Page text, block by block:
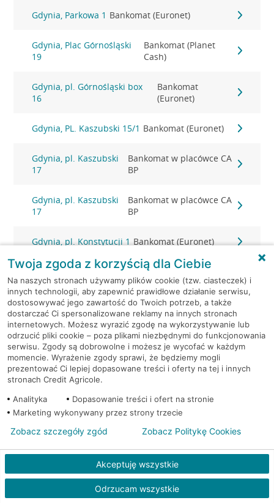
Gdynia, Parkowa 1 Bankomat (Euronet)
Gdynia, Plac Górnośląski
19
Bankomat (Planet
Cash)
Gdynia, pl. Górnośląski box
16
Bankomat
(Euronet)
Gdynia, PL. Kaszubski 15/1 Bankomat (Euronet)
Gdynia, pl. Kaszubski
17
Bankomat w placówce CA
BP
Gdynia, pl. Kaszubski
17
Bankomat w placówce CA
BP
Gdynia, pl. Konstytucji 1 Bankomat (Euronet)
Gdynia, Śląska 47 Bankomat (Planet Cash)
Gdynia, Śląska 47 Bankomat (Planet Cash)
Gdynia, Strażacka 2 Bankomat (Planet Cash)
Gdynia, Świętojańska 36 Bankomat (Planet Cash)
Gdynia, ul. 10-go Lutego 11 Bankomat (Euronet)
Gdynia, ul. 10-go Lutego 11 Bankomat (Euronet)
Gdynia, ul. 10 Lutego 6A Bankomat (Euronet)
Twoja zgoda z korzyścią dla Ciebie
Na naszych stronach używamy plików cookie (tzw. ciasteczek) i
innych technologii, aby zapewnić prawidłowe działanie serwisu,
dostosowywać jego zawartość do Twoich potrzeb, a także
dostarczać Ci spersonalizowane reklamy na innych stronach
internetowych. Możesz wyrazić zgodę na wykorzystywanie lub
odrzucić pliki cookie – poza plikami niezbędnymi do funkcjonowania
serwisu. Zgody są dobrowolne i możesz je wycofać w każdym
momencie. Wyrażenie zgody sprawi, że będziemy mogli
prezentować Ci lepiej dopasowane treści i oferty na tej i innych
stronach Credit Agricole.
Analityka
Dopasowanie treści i ofert na stronie
Marketing wykonywany przez strony trzecie
Akceptuję wszystkie
Odrzucam wszystkie
Zobacz szczegóły zgód Zobacz Politykę Cookies